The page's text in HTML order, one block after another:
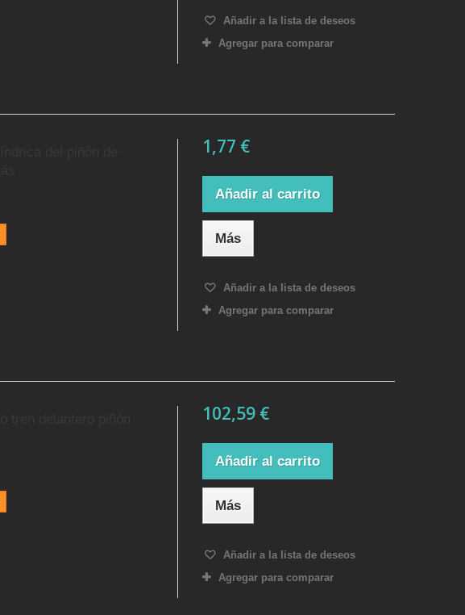
Añadir a la lista de deseos
Agregar para comparar
1,77 €
Añadir al carrito
Más
Añadir a la lista de deseos
Agregar para comparar
102,59 €
Añadir al carrito
Más
Añadir a la lista de deseos
Agregar para comparar